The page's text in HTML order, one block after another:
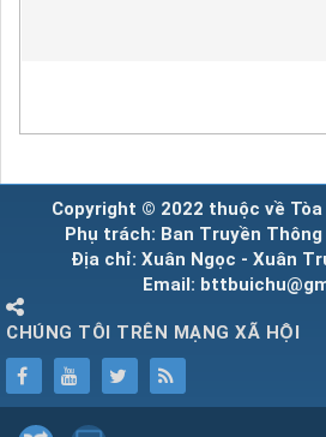
Copyright © 2022 thuộc về Tòa
Phụ trách: Ban Truyền Thông
Địa chỉ: Xuân Ngọc - Xuân
Email:
CHÚNG TÔI TRÊN MẠNG XÃ HỘI